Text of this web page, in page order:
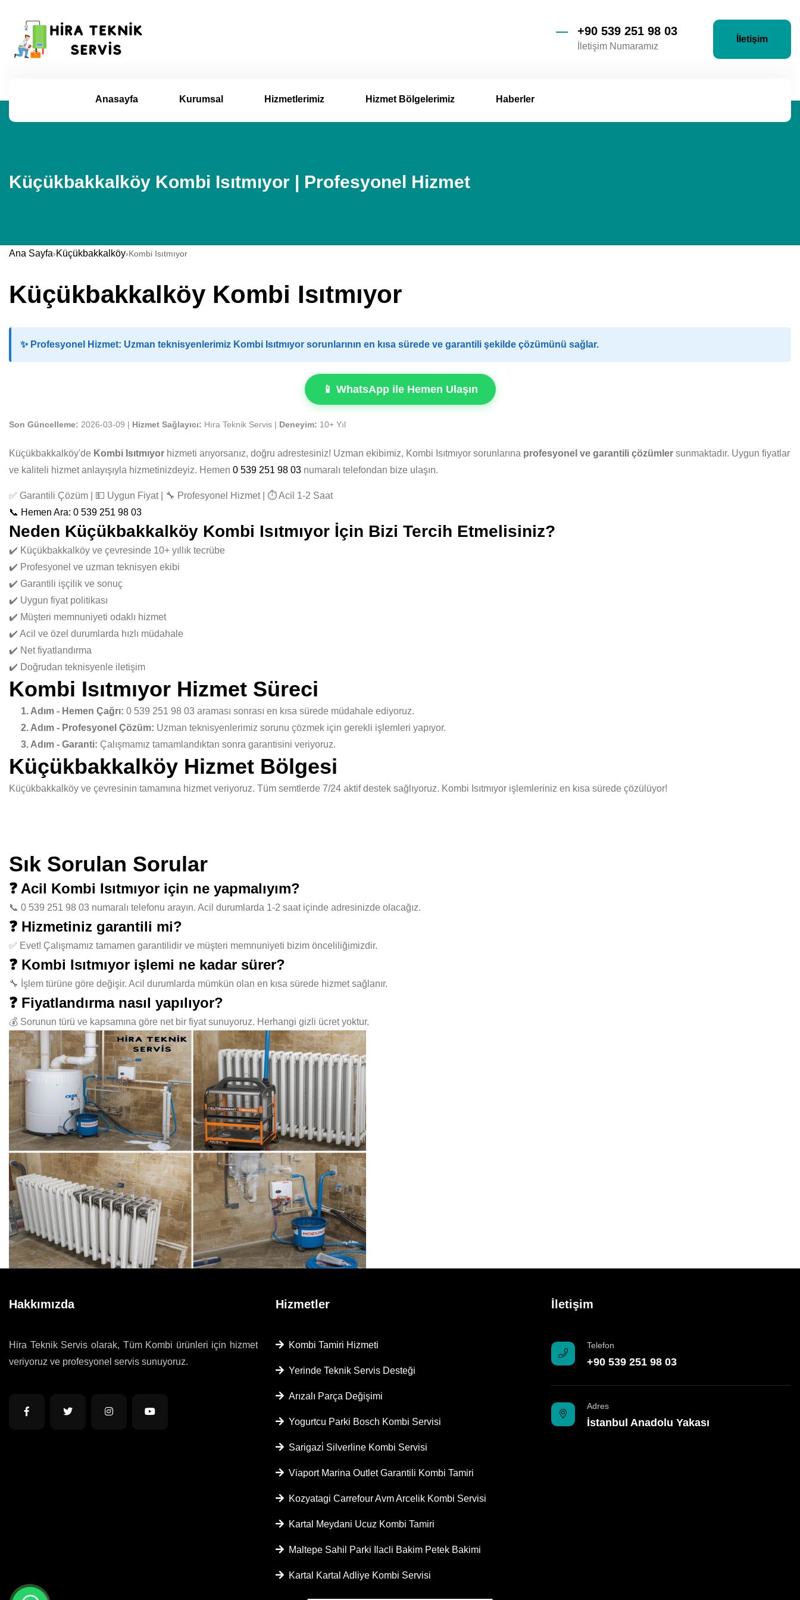
+90 539 251 98 03
İletişim Numaramız
İletişim
Anasayfa Kurumsal Hizmetlerimiz Hizmet Bölgelerimiz Haberler
Küçükbakkalköy Kombi Isıtmıyor | Profesyonel Hizmet
Ana Sayfa›Küçükbakkalköy›Kombi Isıtmıyor
Küçükbakkalköy Kombi Isıtmıyor
✨ Profesyonel Hizmet: Uzman teknisyenlerimiz Kombi Isıtmıyor sorunlarının en kısa sürede ve garantili şekilde çözümünü sağlar.
📱 WhatsApp ile Hemen Ulaşın
Son Güncelleme: 2026-03-09 | Hizmet Sağlayıcı: Hıra Teknik Servis | Deneyim: 10+ Yıl
Küçükbakkalköy'de Kombi Isıtmıyor hizmeti arıyorsanız, doğru adrestesiniz! Uzman ekibimiz, Kombi Isıtmıyor sorunlarına profesyonel ve garantili çözümler sunmaktadır. Uygun fiyatlar
ve kaliteli hizmet anlayışıyla hizmetinizdeyiz. Hemen 0 539 251 98 03 numaralı telefondan bize ulaşın.
✅ Garantili Çözüm | 💵 Uygun Fiyat | 🔧 Profesyonel Hizmet | ⏱️ Acil 1-2 Saat
📞 Hemen Ara: 0 539 251 98 03
Neden Küçükbakkalköy Kombi Isıtmıyor İçin Bizi Tercih Etmelisiniz?
✔️ Küçükbakkalköy ve çevresinde 10+ yıllık tecrübe
✔️ Profesyonel ve uzman teknisyen ekibi
✔️ Garantili işçilik ve sonuç
✔️ Uygun fiyat politikası
✔️ Müşteri memnuniyeti odaklı hizmet
✔️ Acil ve özel durumlarda hızlı müdahale
✔️ Net fiyatlandırma
✔️ Doğrudan teknisyenle iletişim
Kombi Isıtmıyor Hizmet Süreci
1. Adım - Hemen Çağrı: 0 539 251 98 03 araması sonrası en kısa sürede müdahale ediyoruz.
2. Adım - Profesyonel Çözüm: Uzman teknisyenlerimiz sorunu çözmek için gerekli işlemleri yapıyor.
3. Adım - Garanti: Çalışmamız tamamlandıktan sonra garantisini veriyoruz.
Küçükbakkalköy Hizmet Bölgesi
Küçükbakkalköy ve çevresinin tamamına hizmet veriyoruz. Tüm semtlerde 7/24 aktif destek sağlıyoruz. Kombi Isıtmıyor işlemleriniz en kısa sürede çözülüyor!
Sık Sorulan Sorular
❓ Acil Kombi Isıtmıyor için ne yapmalıyım?
📞 0 539 251 98 03 numaralı telefonu arayın. Acil durumlarda 1-2 saat içinde adresinizde olacağız.
❓ Hizmetiniz garantili mi?
✅ Evet! Çalışmamız tamamen garantilidir ve müşteri memnuniyeti bizim önceliliğimizdir.
❓ Kombi Isıtmıyor işlemi ne kadar sürer?
🔧 İşlem türüne göre değişir. Acil durumlarda mümkün olan en kısa sürede hizmet sağlanır.
❓ Fiyatlandırma nasıl yapılıyor?
💰 Sorunun türü ve kapsamına göre net bir fiyat sunuyoruz. Herhangi gizli ücret yoktur.
Hakkımızda
Hira Teknik Servis olarak, Tüm Kombi ürünleri için hizmet
veriyoruz ve profesyonel servis sunuyoruz.
Hizmetler
Kombi Tamiri Hizmeti
Yerinde Teknik Servis Desteği
Arızalı Parça Değişimi
Yogurtcu Parki Bosch Kombi Servisi
Sarigazi̇ Silverline Kombi Servisi
Viaport Marina Outlet Garantili Kombi Tamiri
Kozyatagi Carrefour Avm Arcelik Kombi Servisi
Kartal Meydani Ucuz Kombi Tamiri
Maltepe Sahil Parki Ilacli Bakim Petek Bakimi
Kartal Kartal Adliye Kombi Servisi
İletişim
Telefon
+90 539 251 98 03
Adres
İstanbul Anadolu Yakası